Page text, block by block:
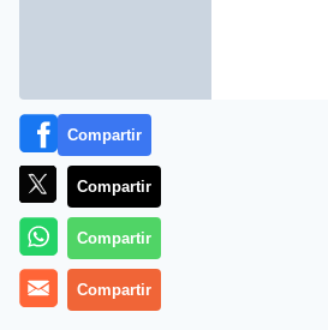
Compartir
Compartir
Compartir
Compartir